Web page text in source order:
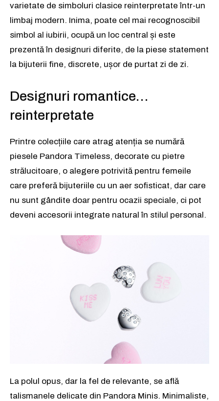
varietate de simboluri clasice reinterpretate într-un
limbaj modern. Inima, poate cel mai recognoscibil
simbol al iubirii, ocupă un loc central și este
prezentă în designuri diferite, de la piese statement
la bijuterii fine, discrete, ușor de purtat zi de zi.
Designuri romantice…
reinterpretate
Printre colecțiile care atrag atenția se numără
piesele Pandora Timeless, decorate cu pietre
strălucitoare, o alegere potrivită pentru femeile
care preferă bijuteriile cu un aer sofisticat, dar care
nu sunt gândite doar pentru ocazii speciale, ci pot
deveni accesorii integrate natural în stilul personal.
La polul opus, dar la fel de relevante, se află
talismanele delicate din Pandora Minis. Minimaliste,